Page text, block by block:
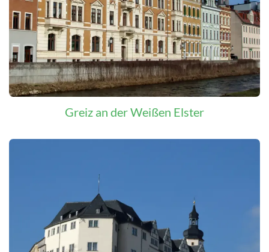
Greiz an der Weißen Elster